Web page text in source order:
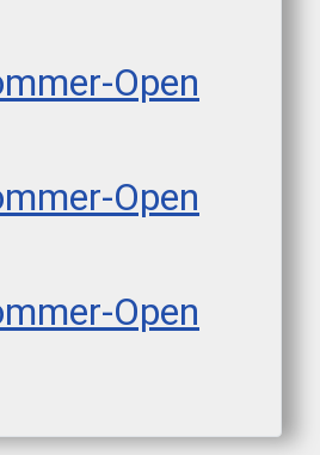
Open
Open
Open